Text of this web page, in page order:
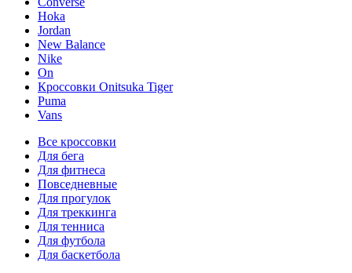
Hoka
Jordan
New Balance
Nike
On
Кроссовки Onitsuka Tiger
Puma
Vans
Все кроссовки
Для бега
Для фитнеса
Повседневные
Для прогулок
Для треккинга
Для тенниса
Для футбола
Для баскетбола